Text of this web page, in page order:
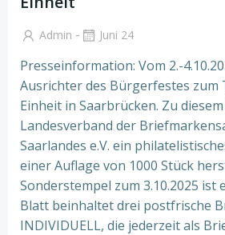
Admin - Juni 24
Presseinformation: Vom 2.-
Ausrichter des Bürgerfestes zum
Einheit in Saarbrücken. Zu
Landesverband der
Saarlandes e.V. ein
einer Auflage von 1000 Stück
Sonderstempel zum 3.10.2025 ist
Blatt beinhaltet drei postfrische
INDIVIDUELL, die jederzeit als